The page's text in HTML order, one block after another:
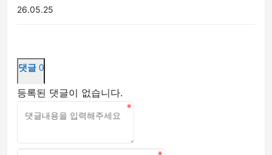
26.05.25
댓글 0
등록된 댓글이 없습니다.